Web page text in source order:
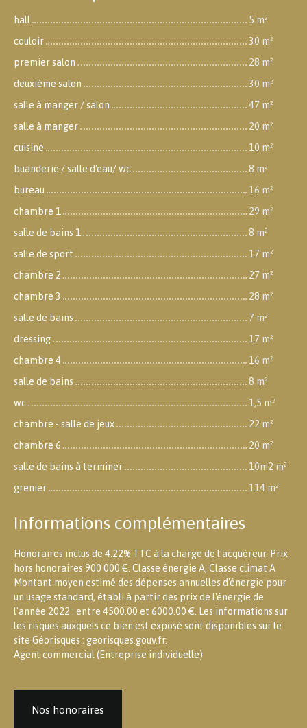
hall
5 m²
couloir
30 m²
premier salon
28 m²
deuxième salon
30 m²
salle à manger / salon
47 m²
salle à manger
20 m²
cuisine
10 m²
buanderie / salle d'eau/ wc
8 m²
bureau
16 m²
chambre 1
29 m²
salle de bains 1
8 m²
salle de sport
17 m²
chambre 2
27 m²
chambre 3
28 m²
salle de bains
7 m²
dressing
17 m²
chambre 4
16 m²
salle de bains
8 m²
wc
1,5 m²
chambre - salle de jeux
22 m²
chambre 6
20 m²
salle de bains à terminer
10m2 m²
grenier
114 m²
Informations complémentaires
Honoraires inclus de 4.22% TTC à la charge de l'acquéreur. Prix
hors honoraires 900 000 €. Classe énergie A, Classe climat A
Montant moyen estimé des dépenses annuelles d'énergie pour
un usage standard, établi à partir des prix de l'énergie de
l'année 2022 : entre 4500.00 et 6000.00 €. Les informations sur
les risques auxquels ce bien est exposé sont disponibles sur le
site Géorisques : georisques.gouv.fr.
Agent commercial (Entreprise individuelle)
Nos honoraires